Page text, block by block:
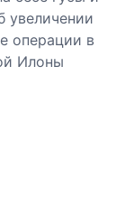
увеличении
операции в
Илоны